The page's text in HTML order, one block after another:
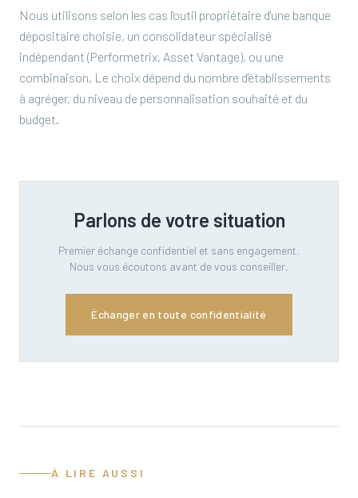
Nous utilisons selon les cas l'outil propriétaire d'une banque
dépositaire choisie, un consolidateur spécialisé
indépendant (Performetrix, Asset Vantage), ou une
combinaison. Le choix dépend du nombre d'établissements
à agréger, du niveau de personnalisation souhaité et du
budget.
Parlons de votre situation
Premier échange confidentiel et sans engagement.
Nous vous écoutons avant de vous conseiller.
Échanger en toute confidentialité
À LIRE AUSSI